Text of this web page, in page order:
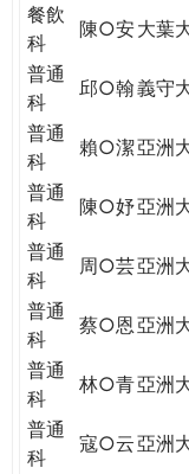
餐飲
科
陳○安大葉
普通
科
邱○翰義守
普通
科
賴○潔亞洲
普通
科
陳○妤亞洲
普通
科
周○芸亞洲
普通
科
蔡○恩 亞洲
普通
科
林○青亞洲
普通
科
寇○云亞洲